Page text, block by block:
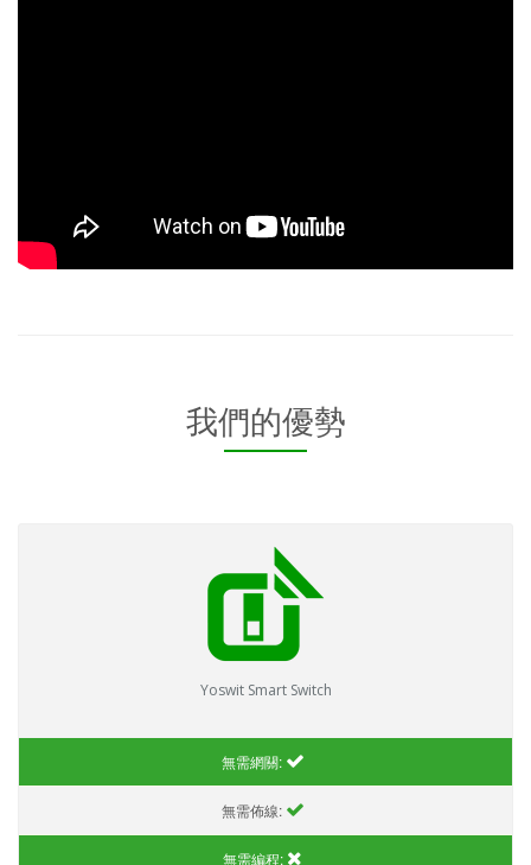
我們的優勢
Yoswit Smart Switch
無需網關:
無需佈線:
無需編程: